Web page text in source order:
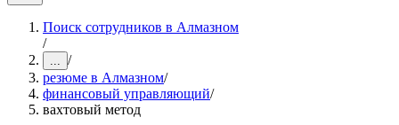
Поиск сотрудников в Алмазном
/
... /
резюме в Алмазном/
финансовый управляющий/
вахтовый метод